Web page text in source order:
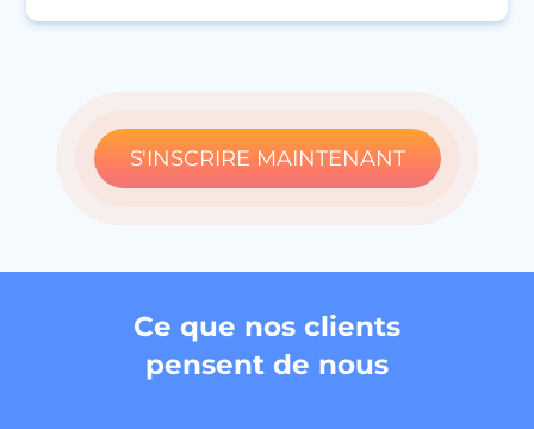
S'INSCRIRE MAINTENANT
Ce que nos clients
pensent de nous